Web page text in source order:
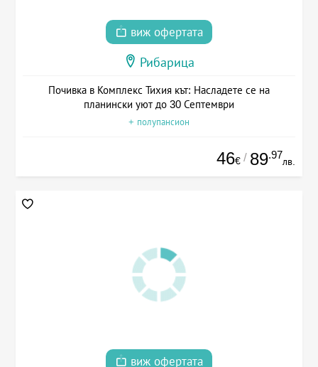
виж офертата
Рибарица
Почивка в Комплекс Тихия кът: Насладете се на
планински уют до 30 Септември
+ полупансион
46€ / 89.97
лв.
виж офертата